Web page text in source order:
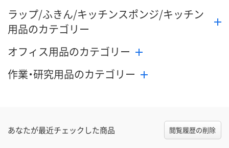
ラップ/ふきん/キッチンスポンジ/キッチン
用品のカテゴリー
オフィス用品のカテゴリー
作業・研究用品のカテゴリー
あなたが最近チェックした商品 閲覧履歴の削除